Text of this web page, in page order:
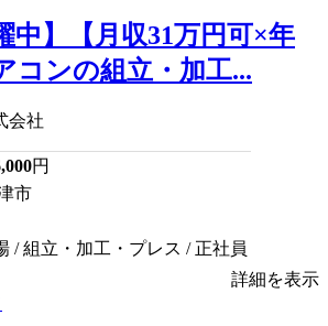
中】【月収31万円可×年
コンの組立・加工...
会社
円
市
/ 組立・加工・プレス / 正社員
詳細を表示